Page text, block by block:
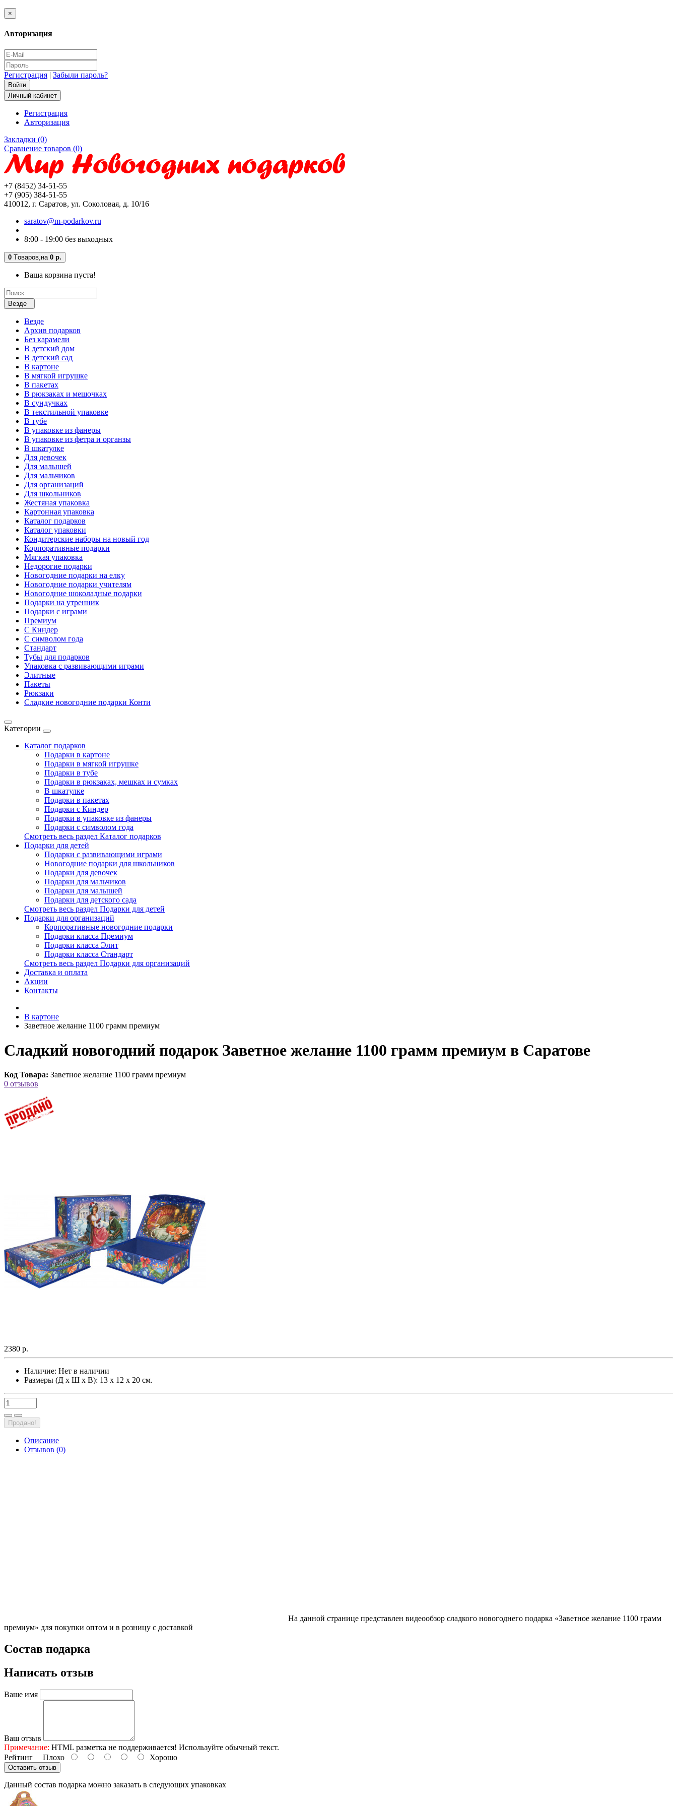
×
Авторизация
Регистрация | Забыли пароль?
Личный кабинет
Регистрация
Авторизация
Закладки (0)
Сравнение товаров (0)
+7 (8452) 34-51-55
+7 (905) 384-51-55
410012, г. Саратов, ул. Соколовая, д. 10/16
saratov@m-podarkov.ru
8:00 - 19:00 без выходных
0 Tоваров, на 0 р.
Ваша корзина пуста!
Везде
Везде
Архив подарков
Без карамели
В детский дом
В детский сад
В картоне
В мягкой игрушке
В пакетах
В рюкзаках и мешочках
В сундучках
В текстильной упаковке
В тубе
В упаковке из фанеры
В упаковке из фетра и органзы
В шкатулке
Для девочек
Для малышей
Для мальчиков
Для организаций
Для школьников
Жестяная упаковка
Картонная упаковка
Каталог подарков
Каталог упаковки
Кондитерские наборы на новый год
Корпоративные подарки
Мягкая упаковка
Недорогие подарки
Новогодние подарки на елку
Новогодние подарки учителям
Новогодние шоколадные подарки
Подарки на утренник
Подарки с играми
Премиум
С Киндер
С символом года
Стандарт
Тубы для подарков
Упаковка с развивающими играми
Элитные
Пакеты
Рюкзаки
Сладкие новогодние подарки Конти
Категории
Каталог подарков
Подарки в картоне
Подарки в мягкой игрушке
Подарки в тубе
Подарки в рюкзаках, мешках и сумках
В шкатулке
Подарки в пакетах
Подарки с Киндер
Подарки в упаковке из фанеры
Подарки с символом года
Смотреть весь раздел Каталог подарков
Подарки для детей
Подарки с развивающими играми
Новогодние подарки для школьников
Подарки для девочек
Подарки для мальчиков
Подарки для малышей
Подарки для детского сада
Смотреть весь раздел Подарки для детей
Подарки для организаций
Корпоративные новогодние подарки
Подарки класса Премиум
Подарки класса Элит
Подарки класса Стандарт
Смотреть весь раздел Подарки для организаций
Доставка и оплата
Акции
Контакты
В картоне
Заветное желание 1100 грамм премиум
Сладкий новогодний подарок Заветное желание 1100 грамм премиум в Саратове
Код Товара: Заветное желание 1100 грамм премиум
0 отзывов
2380 р.
Наличие: Нет в наличии
Размеры (Д х Ш х В): 13 х 12 х 20 см.
Продано!
Описание
Отзывов (0)
На данной странице представлен видеообзор сладкого новогоднего подарка «Заветное желание 1100 грамм
премиум» для покупки оптом и в розницу с доставкой
Состав подарка
Написать отзыв
Ваше имя
Ваш отзыв
Примечание: HTML разметка не поддерживается! Используйте обычный текст.
Рейтинг Плохо Хорошо
Оставить отзыв
Данный состав подарка можно заказать в следующих упаковках